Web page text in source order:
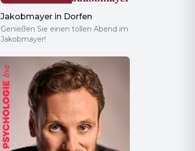
Jakobmayer in Dorfen
Genießen Sie einen tollen Abend im
Jakobmayer!